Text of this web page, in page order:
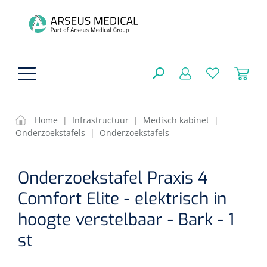
Algemene comfortzorg
Aromatherapie
Beauty care
Behandeling
Maagsondes
Huid
Beademing
Ventilatie toebehoren
Chirurgie
FILTEREN
ZOEKRESULTATEN
Home | Infrastructuur | Medisch kabinet |
Onderzoekstafels
| Onderzoekstafels
Onderzoekstafel Praxis 4
Comfort Elite - elektrisch in
hoogte verstelbaar - Bark - 1
st